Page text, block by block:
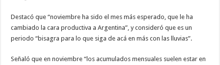
Destacó que “noviembre ha sido el mes más esperado, que le ha
cambiado la cara productiva a Argentina”, y consideró que es un
periodo “bisagra para lo que siga de acá en más con las lluvias”.
Señaló que en noviembre “los acumulados mensuales suelen estar en